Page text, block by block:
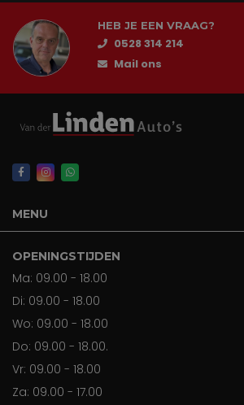
HEB JE EEN VRAAG?
0528 314 214
Mail ons
MENU
OPENINGSTIJDEN
Ma: 09.00 - 18.00
Di: 09.00 - 18.00
Wo: 09.00 - 18.00
Do: 09.00 - 18.00.
Vr: 09.00 - 18.00
Za: 09.00 - 17.00